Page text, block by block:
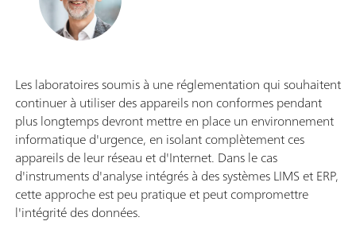
Les laboratoires soumis à une réglementation qui souhaitent
continuer à utiliser des appareils non conformes pendant
plus longtemps devront mettre en place un environnement
informatique d'urgence, en isolant complètement ces
appareils de leur réseau et d'Internet. Dans le cas
d'instruments d'analyse intégrés à des systèmes LIMS et ERP,
cette approche est peu pratique et peut compromettre
l'intégrité des données.